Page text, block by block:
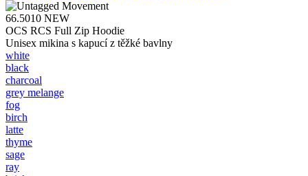
66.5010 NEW
OCS RCS Full Zip Hoodie
Unisex mikina s kapucí z těžké bavlny
white
black
charcoal
grey melange
fog
birch
latte
thyme
sage
ray